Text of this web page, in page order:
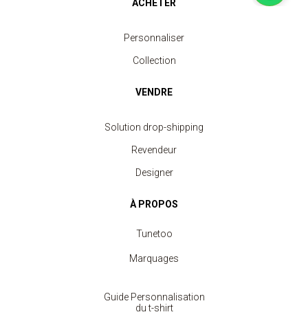
ACHETER
Personnaliser
Collection
VENDRE
Solution drop-shipping
Revendeur
Designer
À PROPOS
Tunetoo
Marquages
Guide Personnalisation
du t-shirt